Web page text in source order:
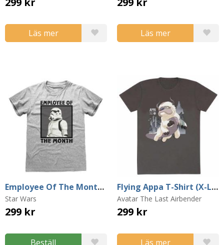
Läs mer Läs mer
Employee Of The Month T-Shirt (Large)
Star Wars
299 kr
Beställ
Flying Appa T-Shirt (X-Large)
Avatar The Last Airbender
299 kr
Läs mer